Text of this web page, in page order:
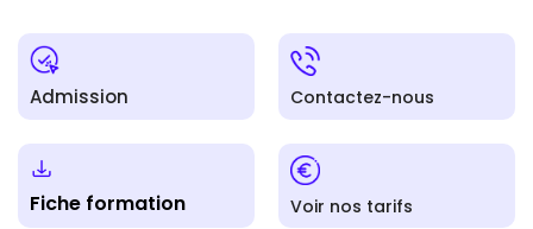
Admission Contactez-nous
Fiche formation Voir nos tarifs